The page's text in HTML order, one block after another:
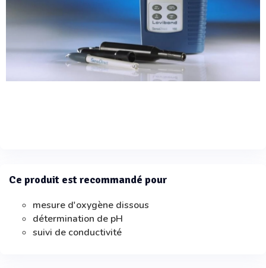
Ce produit est recommandé pour
mesure d'oxygène dissous
détermination de pH
suivi de conductivité